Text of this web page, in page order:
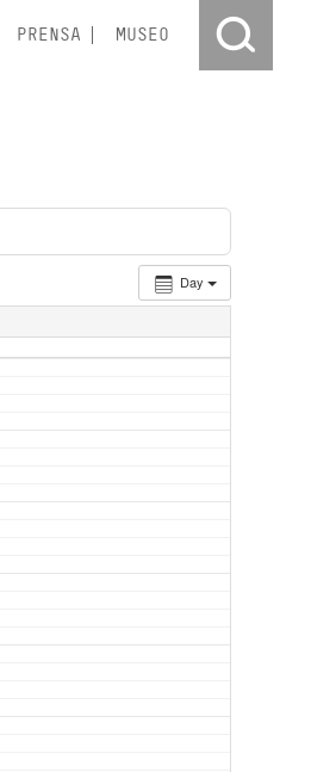
PRENSA MUSEO
Day